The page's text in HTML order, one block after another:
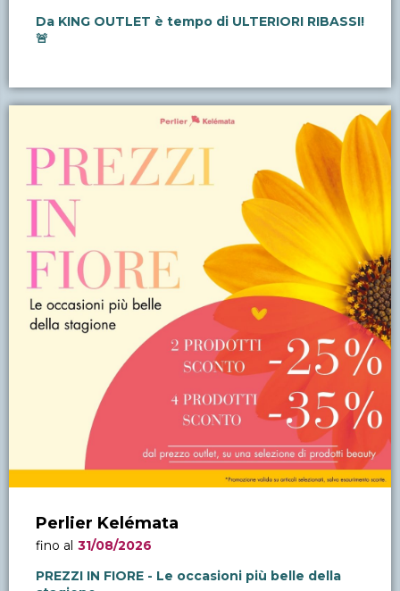
Da KING OUTLET è tempo di ULTERIORI RIBASSI!
🚨
Perlier Kelémata
fino al 31/08/2026
PREZZI IN FIORE - Le occasioni più belle della